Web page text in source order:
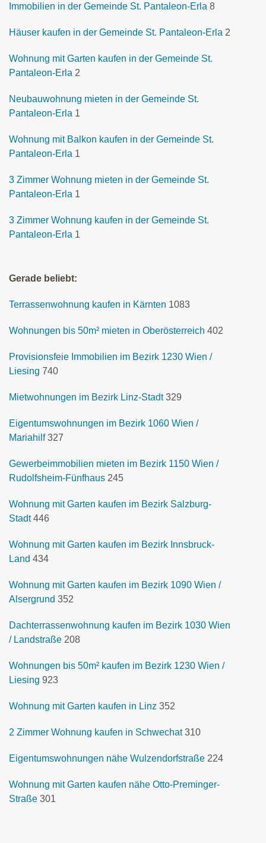
Immobilien in der Gemeinde St. Pantaleon-Erla 8
Häuser kaufen in der Gemeinde St. Pantaleon-Erla 2
Wohnung mit Garten kaufen in der Gemeinde St.
Pantaleon-Erla 2
Neubauwohnung mieten in der Gemeinde St.
Pantaleon-Erla 1
Wohnung mit Balkon kaufen in der Gemeinde St.
Pantaleon-Erla 1
3 Zimmer Wohnung mieten in der Gemeinde St.
Pantaleon-Erla 1
3 Zimmer Wohnung kaufen in der Gemeinde St.
Pantaleon-Erla 1
Gerade beliebt:
Terrassenwohnung kaufen in Kärnten 1083
Wohnungen bis 50m² mieten in Oberösterreich 402
Provisionsfeie Immobilien im Bezirk 1230 Wien /
Liesing 740
Mietwohnungen im Bezirk Linz-Stadt 329
Eigentumswohnungen im Bezirk 1060 Wien /
Mariahilf 327
Gewerbeimmobilien mieten im Bezirk 1150 Wien /
Rudolfsheim-Fünfhaus 245
Wohnung mit Garten kaufen im Bezirk Salzburg-
Stadt 446
Wohnung mit Garten kaufen im Bezirk Innsbruck-
Land 434
Wohnung mit Garten kaufen im Bezirk 1090 Wien /
Alsergrund 352
Dachterrassenwohnung kaufen im Bezirk 1030 Wien
/ Landstraße 208
Wohnungen bis 50m² kaufen im Bezirk 1230 Wien /
Liesing 923
Wohnung mit Garten kaufen in Linz 352
2 Zimmer Wohnung kaufen in Schwechat 310
Eigentumswohnungen nähe Wulzendorfstraße 224
Wohnung mit Garten kaufen nähe Otto-Preminger-
Straße 301